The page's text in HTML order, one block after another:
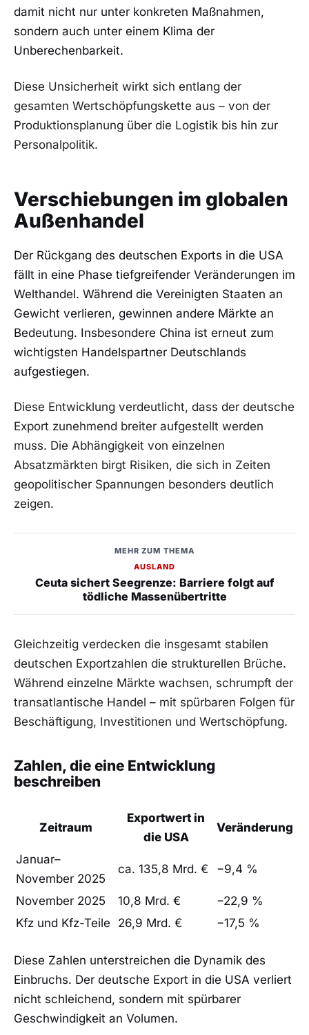
damit nicht nur unter konkreten Maßnahmen,
sondern auch unter einem Klima der
Unberechenbarkeit.
Diese Unsicherheit wirkt sich entlang der
gesamten Wertschöpfungskette aus – von der
Produktionsplanung über die Logistik bis hin zur
Personalpolitik.
Verschiebungen im globalen
Außenhandel
Der Rückgang des deutschen Exports in die USA
fällt in eine Phase tiefgreifender Veränderungen im
Welthandel. Während die Vereinigten Staaten an
Gewicht verlieren, gewinnen andere Märkte an
Bedeutung. Insbesondere China ist erneut zum
wichtigsten Handelspartner Deutschlands
aufgestiegen.
Diese Entwicklung verdeutlicht, dass der deutsche
Export zunehmend breiter aufgestellt werden
muss. Die Abhängigkeit von einzelnen
Absatzmärkten birgt Risiken, die sich in Zeiten
geopolitischer Spannungen besonders deutlich
zeigen.
MEHR ZUM THEMA
AUSLAND
Ceuta sichert Seegrenze: Barriere folgt auf
tödliche Massenübertritte
Gleichzeitig verdecken die insgesamt stabilen
deutschen Exportzahlen die strukturellen Brüche.
Während einzelne Märkte wachsen, schrumpft der
transatlantische Handel – mit spürbaren Folgen für
Beschäftigung, Investitionen und Wertschöpfung.
Zahlen, die eine Entwicklung
beschreiben
Zeitraum
Exportwert in
die USA
Veränderung
Januar–
November 2025
ca. 135,8 Mrd. € −9,4 %
November 2025 10,8 Mrd. €
−22,9 %
Kfz und Kfz-Teile
26,9 Mrd. € −17,5 %
Diese Zahlen unterstreichen die Dynamik des
Einbruchs. Der deutsche Export in die USA verliert
nicht schleichend, sondern mit spürbarer
Geschwindigkeit an Volumen.